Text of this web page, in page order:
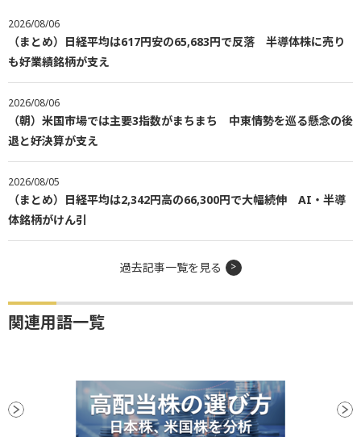
2026/08/06
（まとめ）日経平均は617円安の65,683円で反落 半導体株に売り
も好業績銘柄が支え
2026/08/06
（朝）米国市場では主要3指数がまちまち 中東情勢を巡る懸念の後
退と好決算が支え
2026/08/05
（まとめ）日経平均は2,342円高の66,300円で大幅続伸 AI・半導
体銘柄がけん引
過去記事一覧を見る
関連用語一覧